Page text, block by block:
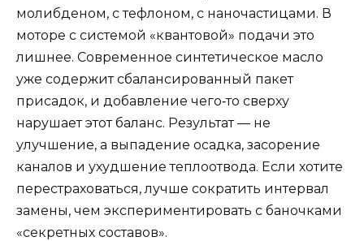
молибденом, с тефлоном, с наночастицами. В
моторе с системой «квантовой» подачи это
лишнее. Современное синтетическое масло
уже содержит сбалансированный пакет
присадок, и добавление чего‑то сверху
нарушает этот баланс. Результат — не
улучшение, а выпадение осадка, засорение
каналов и ухудшение теплоотвода. Если хотите
перестраховаться, лучше сократить интервал
замены, чем экспериментировать с баночками
«секретных составов».